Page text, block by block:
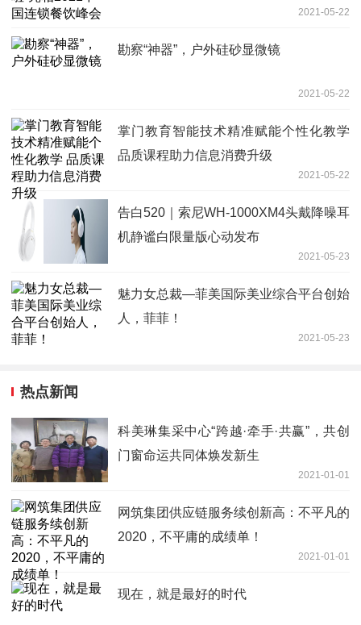
2021-05-22
勘察“神器”，户外硅砂显微镜
2021-05-22
掌门教育智能技术精准赋能个性化教学
品质课程助力信息消费升级
2021-05-22
告白520｜索尼WH-1000XM4头戴降噪耳
机静谧白限量版心动发布
2021-05-23
魅力女总裁—菲美国际美业综合平台创始
人，菲菲！
2021-05-23
热点新闻
科美琳集采中心“跨越·牵手·共赢”，共创
门窗命运共同体焕发新生
2021-01-01
网筑集团供应链服务续创新高：不平凡的
2020，不平庸的成绩单！
2021-01-01
现在，就是最好的时代